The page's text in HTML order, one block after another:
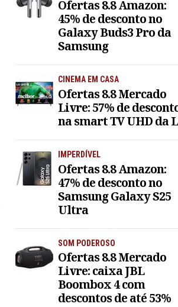
Ofertas 8.8 Amazon:
45% de desconto no
Galaxy Buds3 Pro da
Samsung
CINEMA EM CASA
Ofertas 8.8 Mercado
Livre: 57% de
na smart TV UHD da
IMPERDÍVEL
Ofertas 8.8 Amazon:
47% de desconto no
Samsung Galaxy S25
Ultra
SOM PODEROSO
Ofertas 8.8 Mercado
Livre: caixa JBL
Boombox 4 com
descontos de até 53%